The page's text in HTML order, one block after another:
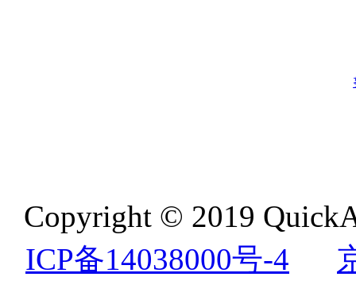
Copyright © 2019
ICP备14038000号-4